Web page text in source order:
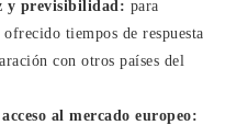
y previsibilidad: para
tiempos de respuesta
con otros países del
al mercado europeo: